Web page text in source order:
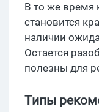
В то же время
становится
наличии
Остается
полезны для
Типы